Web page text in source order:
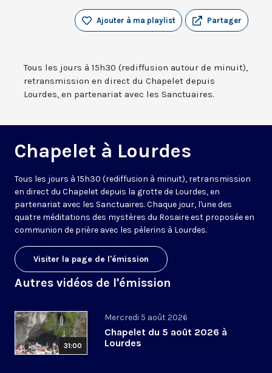
Partager
Ajouter à ma playlist
Tous les jours à 15h30 (rediffusion autour de minuit),
retransmission en direct du Chapelet depuis
Lourdes, en partenariat avec les Sanctuaires.
Chapelet à Lourdes
Tous les jours à 15h30 (rediffusion à minuit), retransmission
en direct du Chapelet depuis la grotte de Lourdes, en
partenariat avec les Sanctuaires. Chaque jour, l'une des
quatre méditations des mystères du Rosaire est proposée en
communion de prière avec les pèlerins à Lourdes.
Visiter la page de l'émission
Autres vidéos de l'émission
31:00
Mercredi 5 août 2026
Chapelet du 5 août 2026 à
Lourdes